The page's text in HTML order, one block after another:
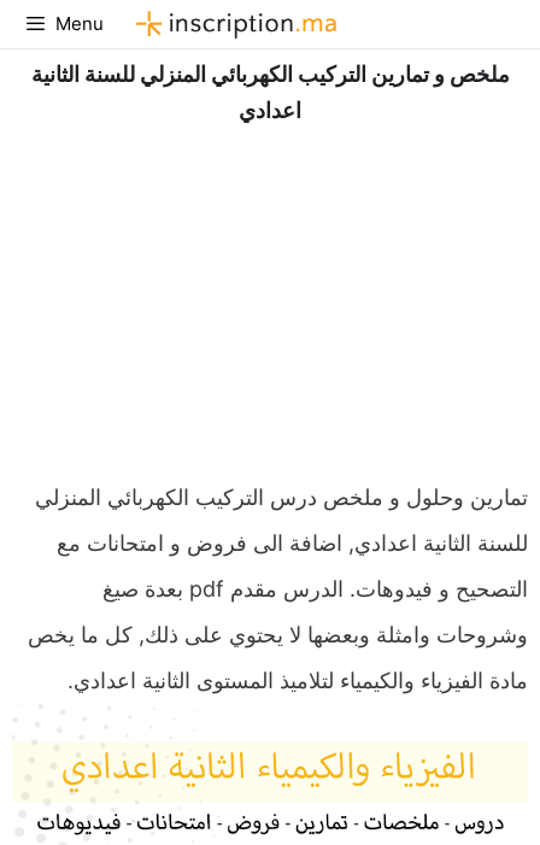
Aller
au
contenu
Menu
ملخص و تمارين التركيب الكهربائي المنزلي للسنة الثانية
اعدادي
تمارين وحلول و ملخص درس التركيب الكهربائي المنزلي
للسنة الثانية اعدادي, اضافة الى فروض و امتحانات مع
التصحيح و فيدوهات. الدرس مقدم pdf بعدة صيغ
وشروحات وامثلة وبعضها لا يحتوي على ذلك, كل ما يخص
مادة الفيزياء والكيمياء لتلاميذ المستوى الثانية اعدادي.